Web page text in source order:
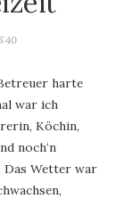
harte
war ich
Köchin,
noch‘n
Das Wetter war